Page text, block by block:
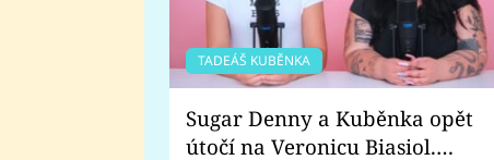
TADEÁŠ KUBĚNKA
Sugar Denny a Kuběnka opět
útočí na Veronicu Biasiol.